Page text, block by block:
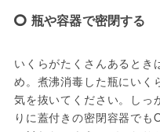
瓶や容器で密閉する
いくらがたくさんあるとき
め。煮沸消毒した瓶にいく
気を抜いてください。しっ
りに蓋付きの密閉容器で